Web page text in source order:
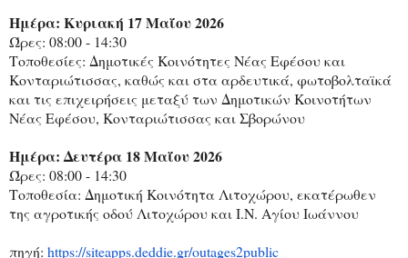
Ημέρα: Κυριακή 17 Μαΐου 2026
Ώρες: 08:00 - 14:30
Τοποθεσίες: Δημοτικές Κοινότητες Νέας Εφέσου και
Κονταριώτισσας, καθώς και στα αρδευτικά, φωτοβολταϊκά
και τις επιχειρήσεις μεταξύ των Δημοτικών Κοινοτήτων
Νέας Εφέσου, Κονταριώτισσας και Σβορώνου
Ημέρα: Δευτέρα 18 Μαΐου 2026
Ώρες: 08:00 - 14:30
Τοποθεσία: Δημοτική Κοινότητα Λιτοχώρου, εκατέρωθεν
της αγροτικής οδού Λιτοχώρου και Ι.Ν. Αγίου Ιωάννου
πηγή: https://siteapps.deddie.gr/outages2public